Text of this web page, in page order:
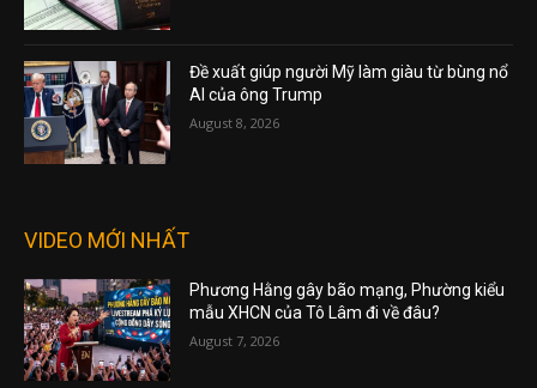
Đề xuất giúp người Mỹ làm giàu từ bùng nổ
AI của ông Trump
August 8, 2026
VIDEO MỚI NHẤT
Phương Hằng gây bão mạng, Phường kiểu
mẫu XHCN của Tô Lâm đi về đâu?
August 7, 2026